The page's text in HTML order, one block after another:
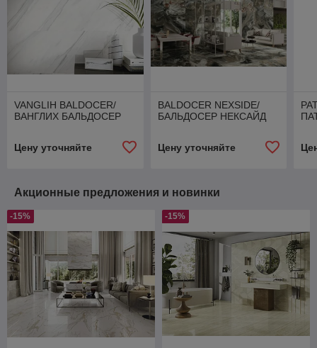
VANGLIH BALDOCER/
ВАНГЛИХ БАЛЬДОСЕР
Цену уточняйте
BALDOCER NEXSIDE/
БАЛЬДОСЕР НЕКСАЙД
Цену уточняйте
Акционные предложения и новинки
-15% -15%